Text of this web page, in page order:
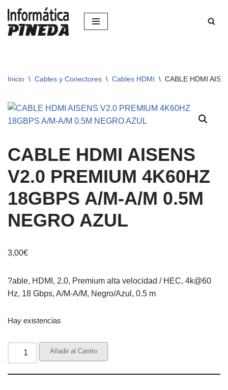
Saltar
Inicio \ Cables y Conectores \ Cables HDMI \ CABLE HDMI
CABLE HDMI AISENS
V2.0 PREMIUM 4K60HZ
18GBPS A/M-A/M 0.5M
NEGRO AZUL
3,00€
?able, HDMI, 2.0, Premium alta velocidad / HEC, 4k@60
Hz, 18 Gbps, A/M-A/M, Negro/Azul, 0.5 m
Hay existencias
Añadir al Carrito